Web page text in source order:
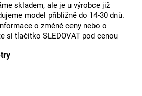
skladem, ale je u výrobce již
model přibližně do 14-30 dnů.
o změně ceny nebo o
si tlačítko SLEDOVAT pod cenou